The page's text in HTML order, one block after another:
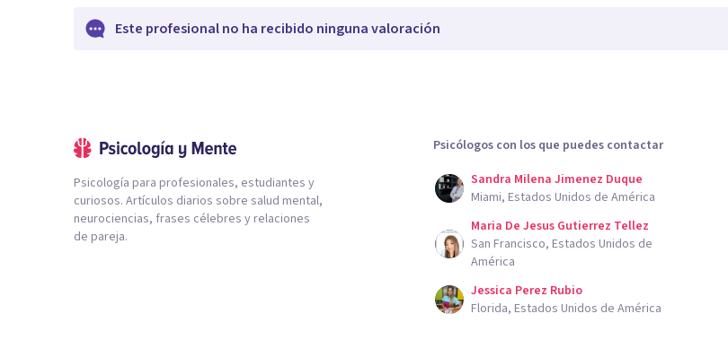
Este profesional no ha recibido ninguna valoración
Psicología para profesionales, estudiantes y
curiosos. Artículos diarios sobre salud mental,
neurociencias, frases célebres y relaciones
de pareja.
Psicólogos con los que puedes contactar
Sandra Milena Jimenez Duque
Miami, Estados Unidos de América
Maria De Jesus Gutierrez Tellez
San Francisco, Estados Unidos de
América
Jessica Perez Rubio
Florida, Estados Unidos de América